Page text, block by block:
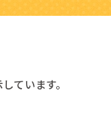
ています。